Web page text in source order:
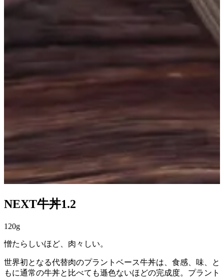
NEXT牛丼1.2
120g
憎たらしいほど、肉々しい。
世界初となる代替肉のプラントベース牛丼は、食感、味、と
もに通常の牛丼と比べても遜色ないほどの完成度。プラント